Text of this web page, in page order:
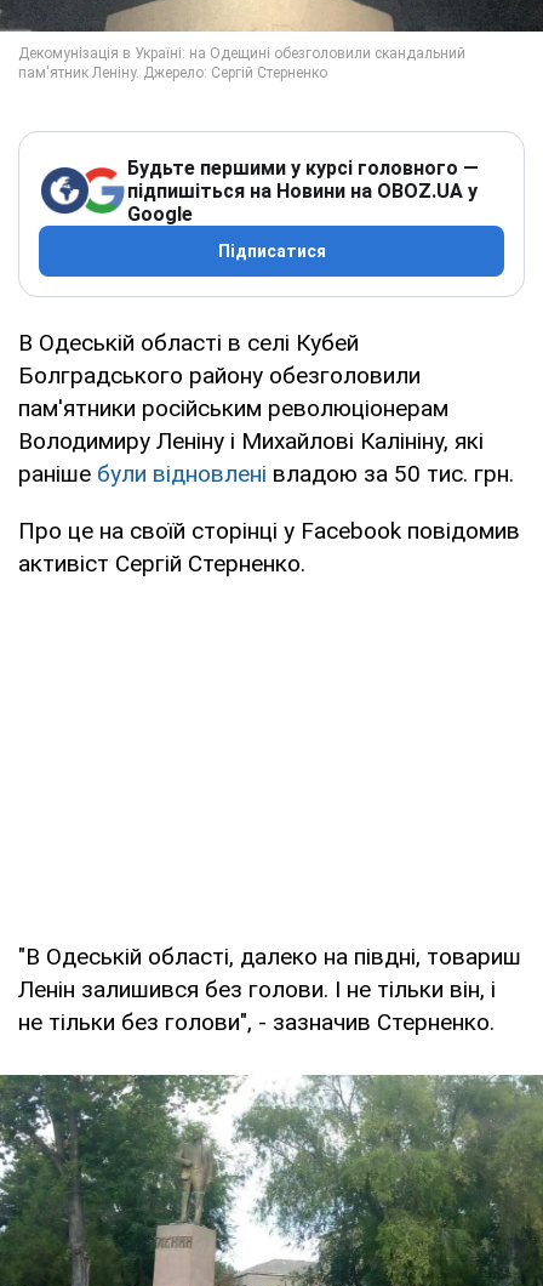
Будьте першими у курсі головного —
підпишіться на Новини на OBOZ.UA у
Google
Підписатися
В Одеській області в селі Кубей
Болградського району обезголовили
пам'ятники російським революціонерам
Володимиру Леніну і Михайлові Калініну, які
раніше були відновлені владою за 50 тис. грн.
Про це на своїй сторінці у Facebook повідомив
активіст Сергій Стерненко.
"В Одеській області, далеко на півдні, товариш
Ленін залишився без голови. І не тільки він, і
не тільки без голови", - зазначив Стерненко.